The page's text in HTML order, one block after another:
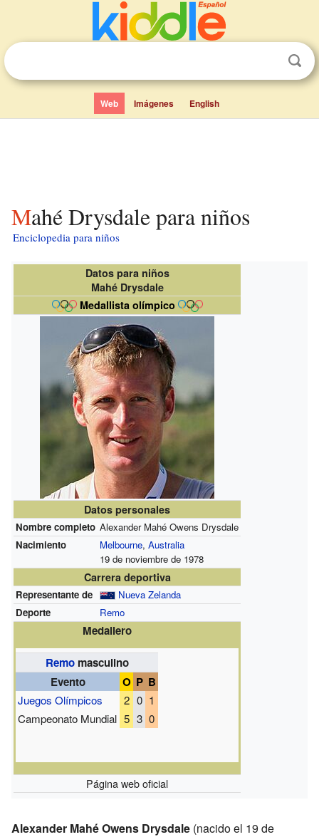
Web Imágenes English
Mahé Drysdale para niños
Enciclopedia para niños
Datos para niños
Mahé Drysdale
Medallista olímpico
Datos personales
Nombre completo Alexander Mahé Owens Drysdale
Nacimiento
Melbourne, Australia
19 de noviembre de 1978
Carrera deportiva
Representante de
Nueva Zelanda
Deporte
Remo
Medallero
Remomasculino
Evento
O P B
Juegos Olímpicos 2 0 1
Campeonato Mundial 5 3 0
Página web oficial
Alexander Mahé Owens Drysdale (nacido el 19 de